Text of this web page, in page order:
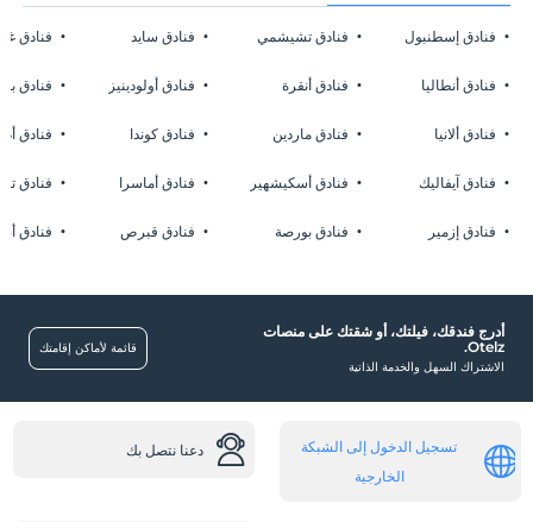
فنادق إسطنبول
فنادق أنطاليا
فنادق ألانيا
فنادق آيفاليك
فنادق إزمير
فنادق تشيشمي
فنادق أنقرة
فنادق ماردين
فنادق أسكيشهير
فنادق بورصة
فنادق سايد
فنادق أولودينيز
فنادق كوندا
فنادق أماسرا
فنادق قبرص
فنادق
فنادق
فنادق
فنادق
فنادق
أدرج فندقك، فيلتك، أو شقتك على منصات
Otelz.
الاشتراك السهل والخدمة الذاتية
قائمة لأماكن إقامتك
تسجيل الدخول إلى الشبكة
الخارجية
دعنا نتصل بك